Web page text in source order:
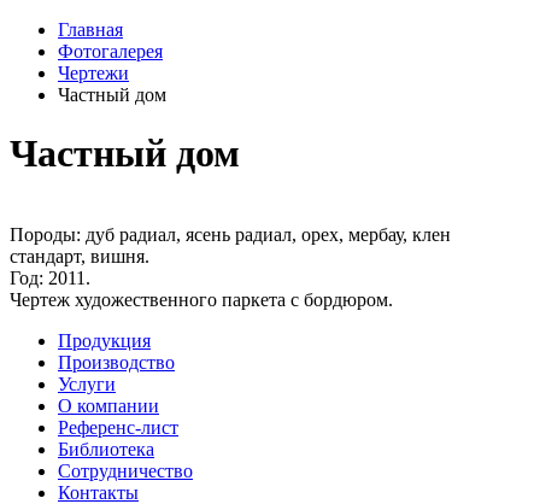
Главная
Фотогалерея
Чертежи
Частный дом
Частный дом
Породы: дуб радиал, ясень радиал, орех, мербау, клен
стандарт, вишня.
Год: 2011.
Чертеж художественного паркета с бордюром.
Продукция
Производство
Услуги
О компании
Референс-лист
Библиотека
Сотрудничество
Контакты